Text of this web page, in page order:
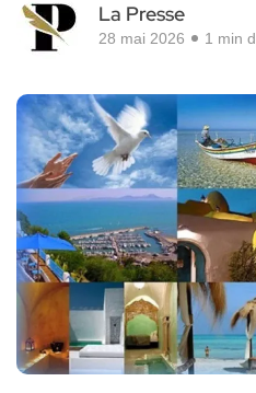
La Presse
28 mai 2026 1 min